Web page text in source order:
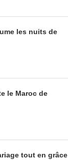
les nuits de
le Maroc de
tout en grâce